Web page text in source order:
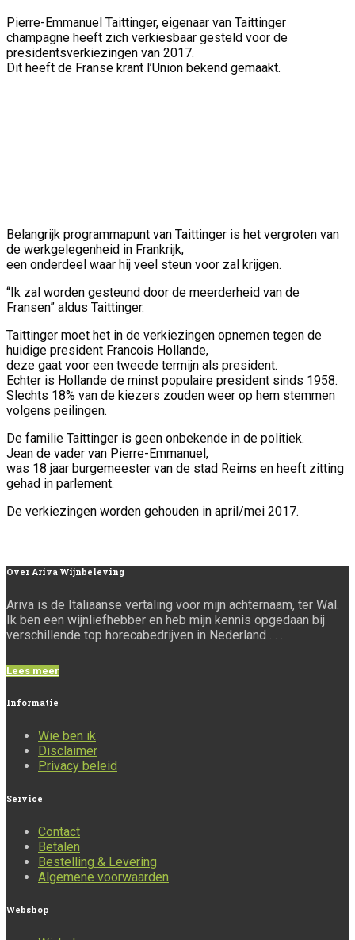
Pierre-Emmanuel Taittinger, eigenaar van Taittinger
champagne heeft zich verkiesbaar gesteld voor de
presidentsverkiezingen van 2017.
Dit heeft de Franse krant l’Union bekend gemaakt.
Belangrijk programmapunt van Taittinger is het vergroten van
de werkgelegenheid in Frankrijk,
een onderdeel waar hij veel steun voor zal krijgen.
“Ik zal worden gesteund door de meerderheid van de
Fransen” aldus Taittinger.
Taittinger moet het in de verkiezingen opnemen tegen de
huidige president Francois Hollande,
deze gaat voor een tweede termijn als president.
Echter is Hollande de minst populaire president sinds 1958.
Slechts 18% van de kiezers zouden weer op hem stemmen
volgens peilingen.
De familie Taittinger is geen onbekende in de politiek.
Jean de vader van Pierre-Emmanuel,
was 18 jaar burgemeester van de stad Reims en heeft zitting
gehad in parlement.
De verkiezingen worden gehouden in april/mei 2017.
Over Ariva Wijnbeleving
Ariva is de Italiaanse vertaling voor mijn achternaam, ter Wal.
Ik ben een wijnliefhebber en heb mijn kennis opgedaan bij
verschillende top horecabedrijven in Nederland . . .
Lees meer
Informatie
Wie ben ik
Disclaimer
Privacy beleid
Service
Contact
Betalen
Bestelling & Levering
Algemene voorwaarden
Webshop